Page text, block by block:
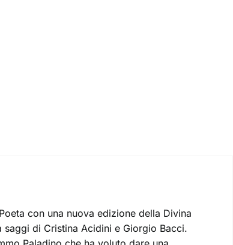
con una nuova edizione della Divina
di Cristina Acidini e Giorgio Bacci.